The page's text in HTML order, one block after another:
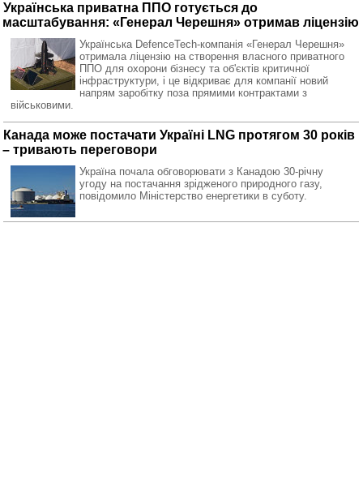
Українська приватна ППО готується до
масштабування: «Генерал Черешня» отримав ліцензію
Українська DefenceTech-компанія «Генерал Черешня»
отримала ліцензію на створення власного приватного
ППО для охорони бізнесу та об'єктів критичної
інфраструктури, і це відкриває для компанії новий
напрям заробітку поза прямими контрактами з
військовими.
Канада може постачати Україні LNG протягом 30 років
– тривають переговори
Україна почала обговорювати з Канадою 30-річну
угоду на постачання зрідженого природного газу,
повідомило Міністерство енергетики в суботу.